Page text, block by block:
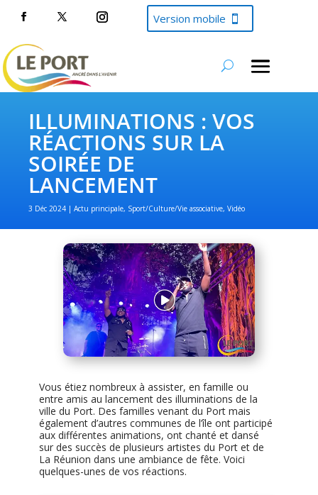
Version mobile
ILLUMINATIONS : VOS
RÉACTIONS SUR LA
SOIRÉE DE
LANCEMENT
3 Déc 2024 Actu principale, Sport/Culture/Vie associative,Vidéo
Vous étiez nombreux à assister, en famille ou
entre amis au lancement des illuminations de la
ville du Port. Des familles venant du Port mais
également d’autres communes de l’île ont participé
aux différentes animations, ont chanté et dansé
sur des succès de plusieurs artistes du Port et de
La Réunion dans une ambiance de fête. Voici
quelques-unes de vos réactions.